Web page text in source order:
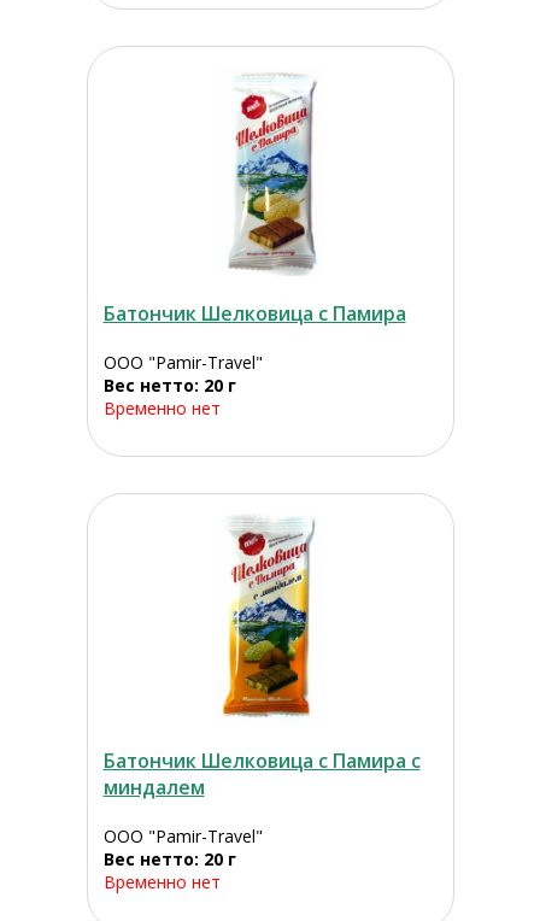
Батончик Шелковица с Памира
ООО "Pamir-Travel"
Вес нетто: 20 г
Временно нет
Батончик Шелковица с Памира с
миндалем
ООО "Pamir-Travel"
Вес нетто: 20 г
Временно нет